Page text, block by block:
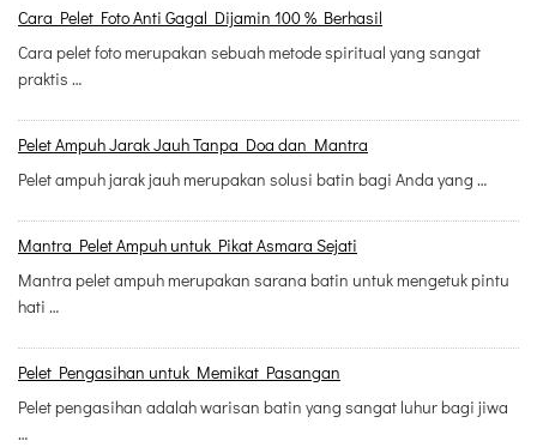
Cara Pelet Foto Anti Gagal Dijamin 100 % Berhasil
Cara pelet foto merupakan sebuah metode spiritual yang sangat
praktis …
Pelet Ampuh Jarak Jauh Tanpa Doa dan Mantra
Pelet ampuh jarak jauh merupakan solusi batin bagi Anda yang …
Mantra Pelet Ampuh untuk Pikat Asmara Sejati
Mantra pelet ampuh merupakan sarana batin untuk mengetuk pintu
hati …
Pelet Pengasihan untuk Memikat Pasangan
Pelet pengasihan adalah warisan batin yang sangat luhur bagi jiwa
…